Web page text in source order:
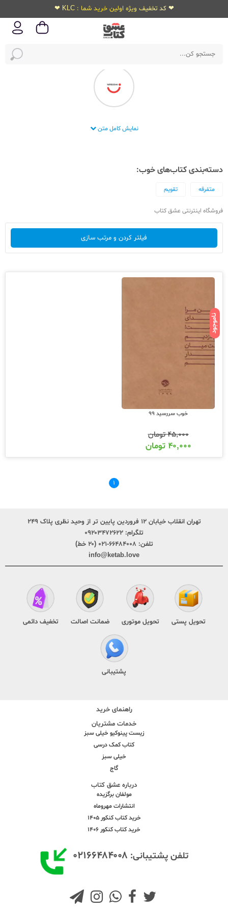
❤ کد تخفیف ویژه اولین خرید شما : KLC ❤
انتشارات خوب
نمایش کامل متن
دسته‌بندی کتاب‌های خوب:
متفرقه تقویم
فروشگاه اینترنتی عشق کتاب
فیلتر کردن و مرتب سازی
ناموجود
خوب سررسید 99
۴۵,۰۰۰تومان
۴۰,۰۰۰ تومان
۱
تهران انقلاب خیابان ۱۲ فروردین پایین تر از وحید نظری پلاک ۲۴۹
تلگرام: ۰۹۲۰۳۴۷۲۶۲۲
تلفن: ۶۶۴۸۴۰۰۸-۰۲۱ (۲۰ خط)
info@ketab.love
تحویل پستی تحویل موتوری ضمانت اصالت تخفیف دائمی
پشتیبانی
راهنمای خرید
خدمات مشتریان
زیست پینوکیو خیلی سبز
کتاب کمک درسی
خیلی سبز
گاج
درباره عشق کتاب
مولفان برگزیده
انتشارات مهروماه
خرید کتاب کنکور 1405
خرید کتاب کنکور 1406
تلفن پشتیبانی: ۰۲۱۶۶۴۸۴۰۰۸